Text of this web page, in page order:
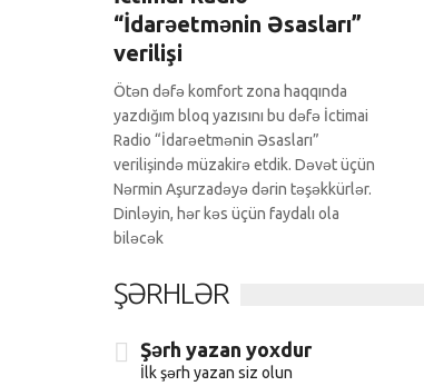
“İdarəetmənin Əsasları”
verilişi
Ötən dəfə komfort zona haqqında
yazdığım bloq yazısını bu dəfə İctimai
Radio “İdarəetmənin Əsasları”
verilişində müzakirə etdik. Dəvət üçün
Nərmin Aşurzadəyə dərin təşəkkürlər.
Dinləyin, hər kəs üçün faydalı ola
biləcək
ŞƏRHLƏR
Şərh yazan yoxdur
İlk şərh yazan siz olun